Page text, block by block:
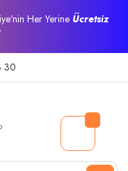
Her Yerine Ücretsiz
30